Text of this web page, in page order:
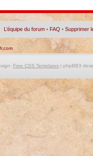
L’équipe du forum • FAQ •Supprimer
Free CSS Templates| phpBB3